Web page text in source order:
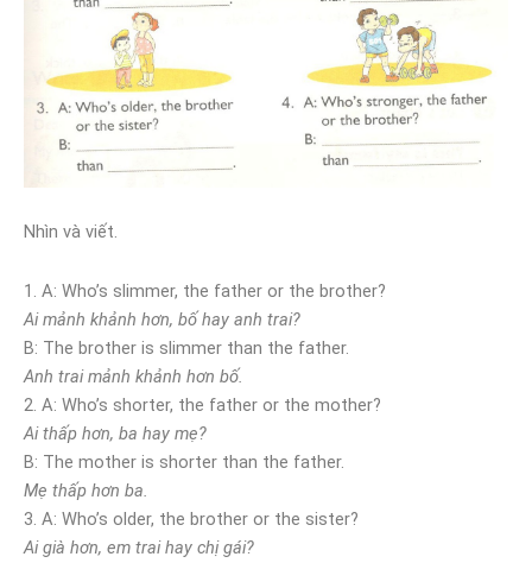
Nhìn và viết.
1. A: Who’s slimmer, the father or the brother?
Ai mảnh khảnh hơn, bố hay anh trai?
B: The brother is slimmer than the father.
Anh trai mảnh khảnh hơn bố.
2. A: Who’s shorter, the father or the mother?
Ai thấp hơn, ba hay mẹ?
B: The mother is shorter than the father.
Mẹ thấp hơn ba.
3. A: Who’s older, the brother or the sister?
Ai già hơn, em trai hay chị gái?